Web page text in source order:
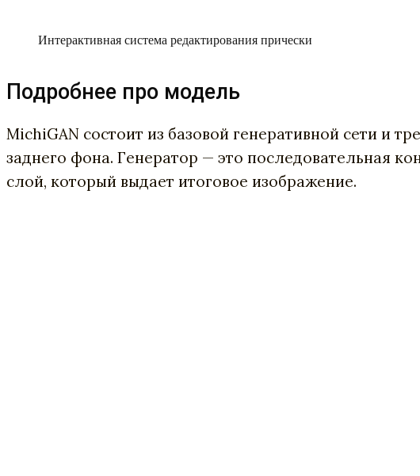
Интерактивная система редактирования прически
Подробнее про модель
MichiGAN состоит из базовой генеративной сети и
заднего фона. Генератор — это последовательная
слой, который выдает итоговое изображение.